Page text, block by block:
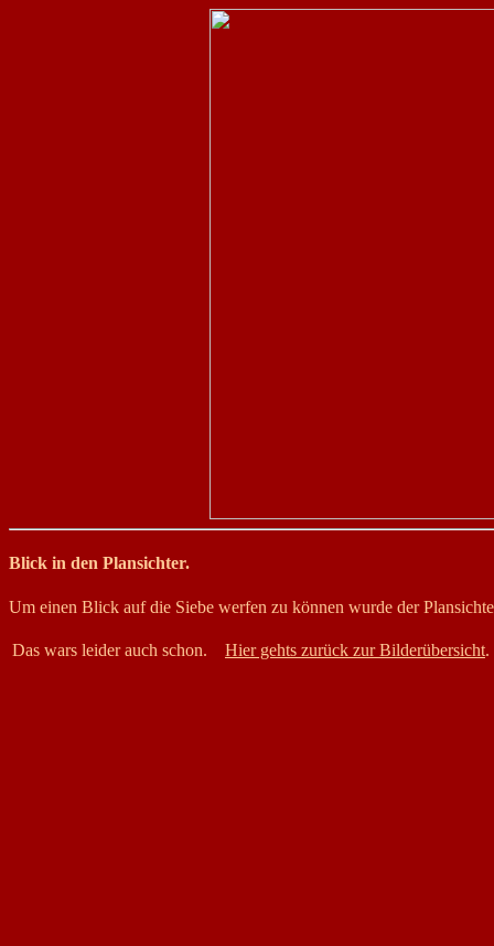
Blick in den Plansichter.
Um einen Blick auf die Siebe werfen zu können wurde der
Das wars leider auch schon. Hier gehts zurück zur Bilderübersicht.